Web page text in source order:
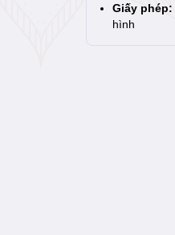
Giấy phép:
hình